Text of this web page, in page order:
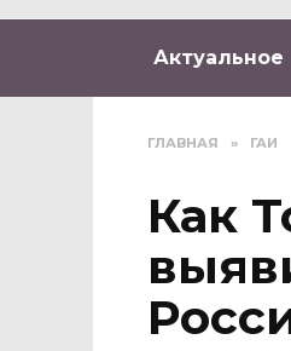
Актуальное
ГЛАВНАЯ » ГАИ
Как